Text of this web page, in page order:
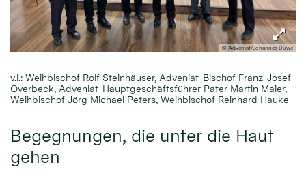
© Adveniat/Johannes Duwe
v.l.: Weihbischof Rolf Steinhäuser, Adveniat-Bischof Franz-Josef
Overbeck, Adveniat-Hauptgeschäftsführer Pater Martin Maier,
Weihbischof Jörg Michael Peters, Weihbischof Reinhard Hauke
Begegnungen, die unter die Haut
gehen